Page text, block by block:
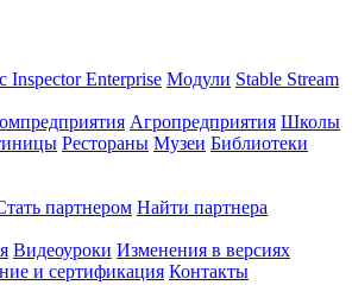
Inspector Enterprise Модули Stable Stream
Агропредприятия Школы
Рестораны Музеи Библиотеки
партнером Найти партнера
Видеоуроки Изменения в версиях
и сертификация Контакты